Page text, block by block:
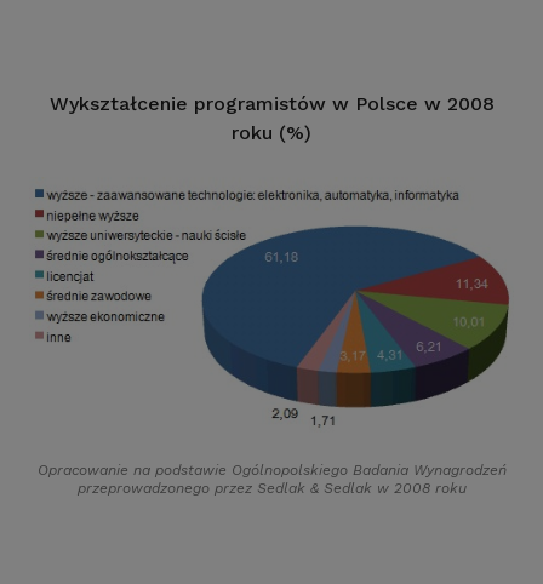
Wykształcenie programistów w Polsce w 2008
roku (%)
Opracowanie na podstawie Ogólnopolskiego Badania Wynagrodzeń
przeprowadzonego przez Sedlak &Sedlak w 2008 roku